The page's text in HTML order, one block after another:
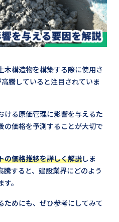
木構造物を構築する際に使用さ
騰していると注目されていま
ける原価管理に影響を与えるた
の価格を予測することが大切で
の価格推移を詳しく解説しま
すると、建設業界にどのよう
。
ためにも、ぜひ参考にしてみて